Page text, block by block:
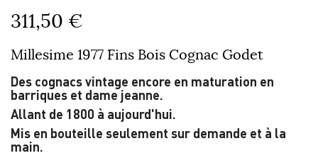
311,50 €
Millesime 1977 Fins Bois Cognac Godet
Des cognacs vintage encore en maturation en
barriques et dame jeanne.
Allant de 1800 à aujourd'hui.
Mis en bouteille seulement sur demande et à la
main.